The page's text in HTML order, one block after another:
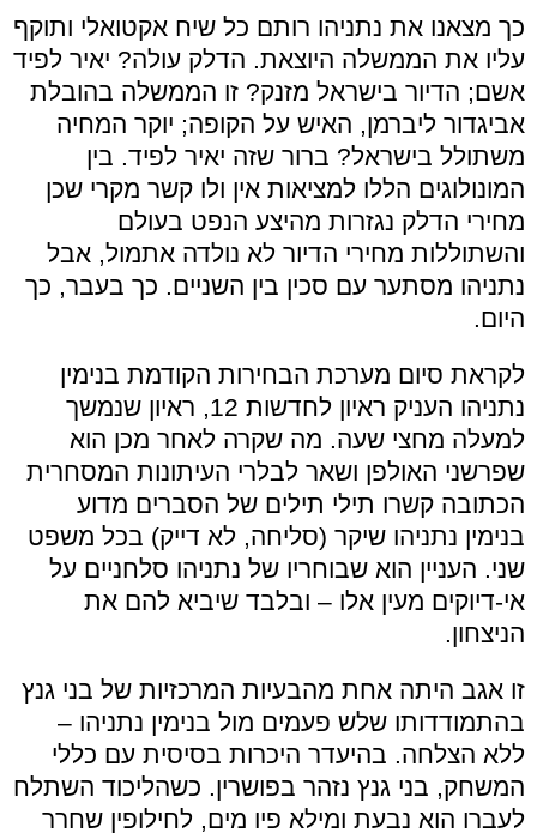
כך מצאנו את נתניהו רותם כל שיח אקטואלי ותוקף
עליו את הממשלה היוצאת. הדלק עולה? יאיר לפיד
אשם; הדיור בישראל מזנק? זו הממשלה בהובלת
אביגדור ליברמן, האיש על הקופה; יוקר המחיה
משתולל בישראל? ברור שזה יאיר לפיד. בין
המונולוגים הללו למציאות אין ולו קשר מקרי שכן
מחירי הדלק נגזרות מהיצע הנפט בעולם
והשתוללות מחירי הדיור לא נולדה אתמול, אבל
נתניהו מסתער עם סכין בין השניים. כך בעבר, כך
היום.
לקראת סיום מערכת הבחירות הקודמת בנימין
נתניהו העניק ראיון לחדשות 12, ראיון שנמשך
למעלה מחצי שעה. מה שקרה לאחר מכן הוא
שפרשני האולפן ושאר לבלרי העיתונות המסחרית
הכתובה קשרו תילי תילים של הסברים מדוע
בנימין נתניהו שיקר (סליחה, לא דייק) בכל משפט
שני. העניין הוא שבוחריו של נתניהו סלחניים על
אי-דיוקים מעין אלו – ובלבד שיביא להם את
הניצחון.
זו אגב היתה אחת מהבעיות המרכזיות של בני גנץ
בהתמודדותו שלש פעמים מול בנימין נתניהו –
ללא הצלחה. בהיעדר היכרות בסיסית עם כללי
המשחק, בני גנץ נזהר בפושרין. כשהליכוד השתלח
לעברו הוא נבעת ומילא פיו מים, לחילופין שחרר